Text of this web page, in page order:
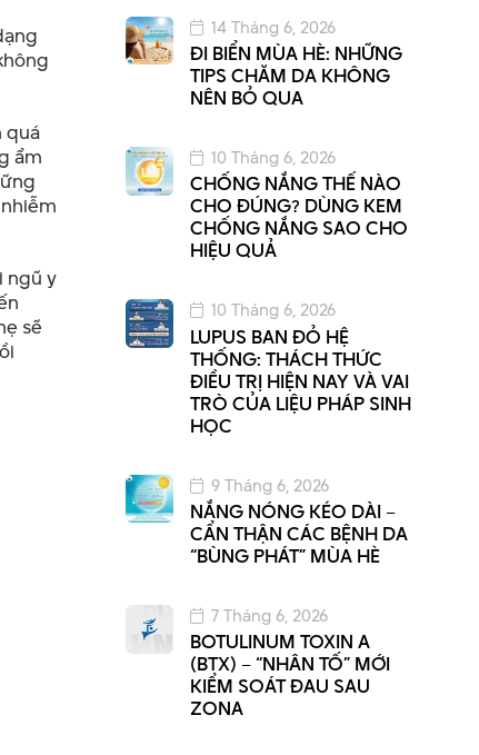
quá
ẩm
ngũ y
sẽ
ĐI BIỂN MÙA HÈ: NHỮNG
TIPS CHĂM DA KHÔNG
NÊN BỎ QUA
14 Tháng 6, 2026
CHỐNG NẮNG THẾ NÀO
CHO ĐÚNG? DÙNG KEM
CHỐNG NẮNG SAO CHO
HIỆU QUẢ
10 Tháng 6, 2026
LUPUS BAN ĐỎ HỆ
THỐNG: THÁCH THỨC
ĐIỀU TRỊ HIỆN NAY VÀ VAI
TRÒ CỦA LIỆU PHÁP SINH
HỌC
10 Tháng 6, 2026
NẮNG NÓNG KÉO DÀI –
CẨN THẬN CÁC BỆNH DA
“BÙNG PHÁT” MÙA HÈ
9 Tháng 6, 2026
BOTULINUM TOXIN A
(BTX) – “NHÂN TỐ” MỚI
KIỂM SOÁT ĐAU SAU
ZONA
7 Tháng 6, 2026